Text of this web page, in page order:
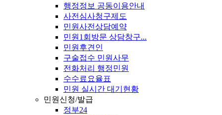
행정정보 공동이용안내
사전심사청구제도
민원사전상담예약
민원1회방문 상담창구...
민원후견인
구술접수 민원사무
전화처리 행정민원
수수료요율표
민원 실시간 대기현황
민원신청/발급
정부24